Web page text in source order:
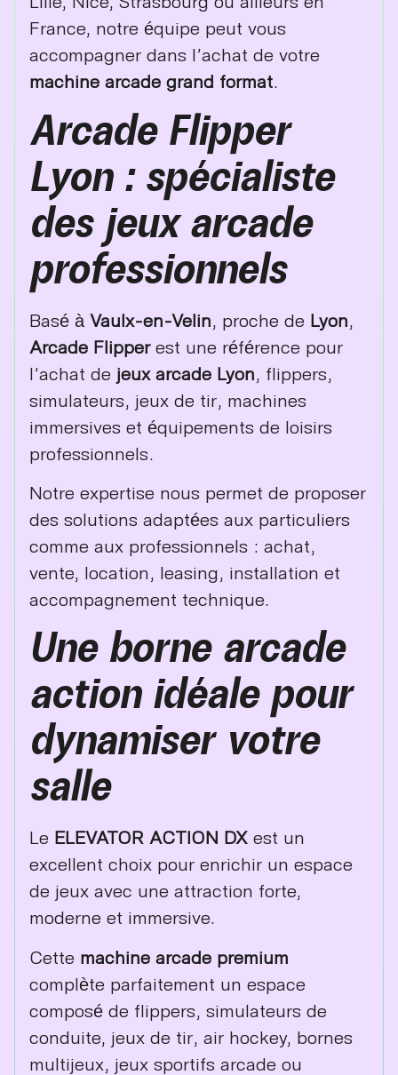
France, notre équipe peut vous
accompagner dans l’achat de votre
machine arcade grand format.
Arcade Flipper
Lyon : spécialiste
des jeux arcade
professionnels
Basé à Vaulx-en-Velin , proche de Lyon
Arcade Flipperest une référence pour
l’achat de jeux arcade Lyon , flippers,
simulateurs, jeux de tir, machines
immersives et équipements de loisirs
professionnels.
Notre expertise nous permet de proposer
des solutions adaptées aux particuliers
comme aux professionnels : achat,
vente, location, leasing, installation et
accompagnement technique.
Une borne arcade
action idéale pour
dynamiser votre
salle
Le ELEVATOR ACTION DX est un
excellent choix pour enrichir un espace
de jeux avec une attraction forte,
moderne et immersive.
Cette machine arcade premium
complète parfaitement un espace
composé de flippers, simulateurs de
conduite, jeux de tir, air hockey, bornes
multijeux, jeux sportifs arcade ou